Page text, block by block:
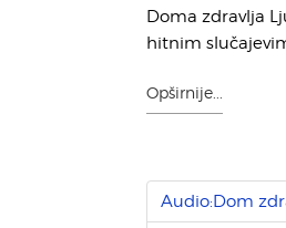
Doma zdravlja
hitnim
Opširnije...
Audio:Dom